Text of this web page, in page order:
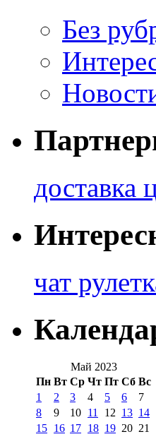
Без
доставка
чат
Май 2023
Пн Вт Ср Чт Пт Сб Вс
1
2 3 4 5 6
7
8
9 10 11 12 13 14
15 16 17 18 19 20 21